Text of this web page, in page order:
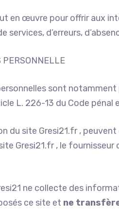
en œuvre pour offrir aux
services, d’erreurs,
PERSONNELLE
sont
L. 226-13 du Code
du site Gresi21.fr ,
Gresi21.fr , le
ne collecte des
ce site et ne